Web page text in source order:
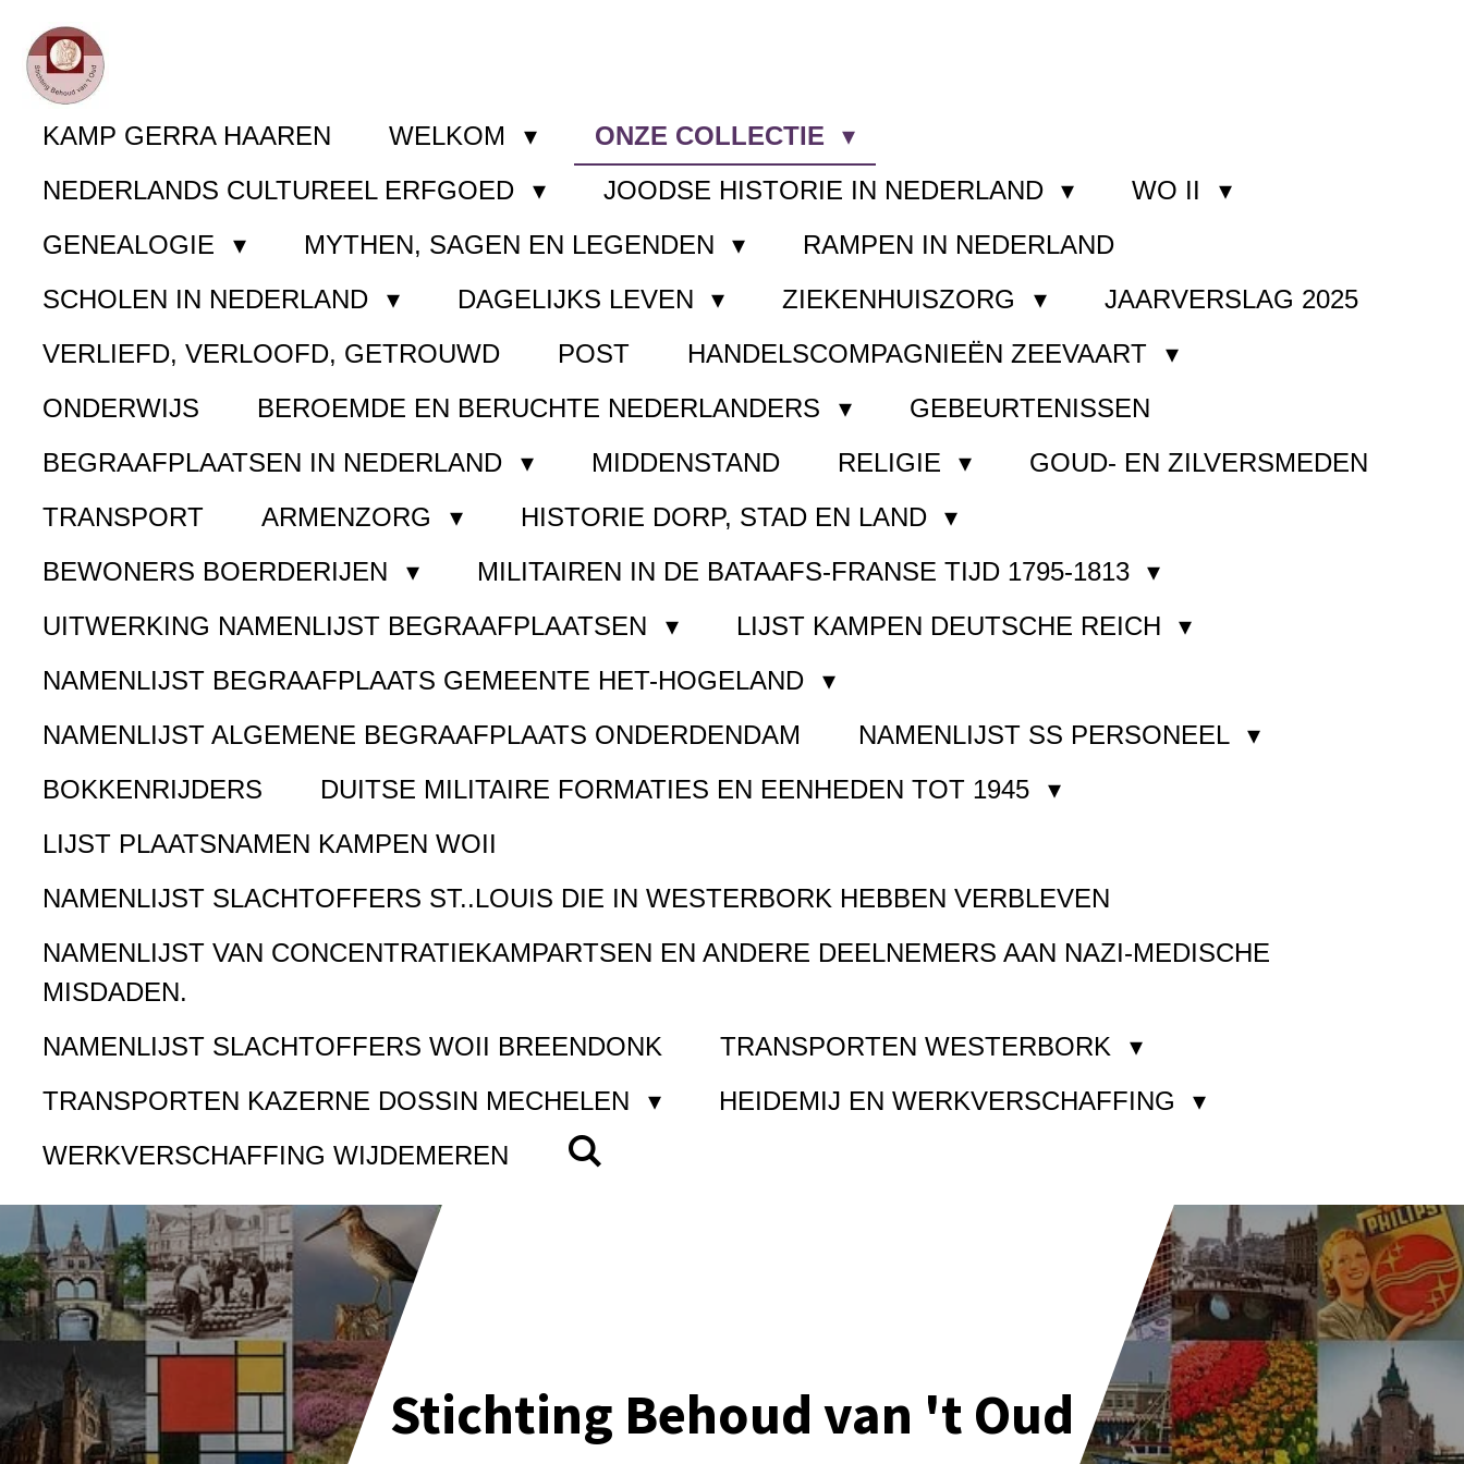
Ga
direct
naar
hoofdinhoud
KAMP GERRA HAAREN WELKOM
ONZE COLLECTIE
NEDERLANDS CULTUREEL ERFGOED
JOODSE HISTORIE IN NEDERLAND
WO II
GENEALOGIE
MYTHEN, SAGEN EN LEGENDEN
RAMPEN IN NEDERLAND
SCHOLEN IN NEDERLAND
DAGELIJKS LEVEN ZIEKENHUISZORG
JAARVERSLAG 2025
VERLIEFD, VERLOOFD, GETROUWD
POST
HANDELSCOMPAGNIEËN ZEEVAART
ONDERWIJS
BEROEMDE EN BERUCHTE NEDERLANDERS
GEBEURTENISSEN
BEGRAAFPLAATSEN IN NEDERLAND
MIDDENSTAND RELIGIE
GOUD- EN ZILVERSMEDEN
TRANSPORT
ARMENZORG
HISTORIE DORP, STAD EN LAND
BEWONERS BOERDERIJEN
MILITAIREN IN DE BATAAFS-FRANSE TIJD 1795-1813
UITWERKING NAMENLIJST BEGRAAFPLAATSEN
LIJST KAMPEN DEUTSCHE REICH
NAMENLIJST BEGRAAFPLAATS GEMEENTE HET-HOGELAND
NAMENLIJST ALGEMENE BEGRAAFPLAATS ONDERDENDAM
NAMENLIJST SS PERSONEEL
BOKKENRIJDERS
DUITSE MILITAIRE FORMATIES EN EENHEDEN TOT 1945
LIJST PLAATSNAMEN KAMPEN WOII
NAMENLIJST SLACHTOFFERS ST..LOUIS DIE IN WESTERBORK HEBBEN VERBLEVEN
NAMENLIJST VAN CONCENTRATIEKAMPARTSEN EN ANDERE DEELNEMERS AAN NAZI-MEDISCHE
MISDADEN.
NAMENLIJST SLACHTOFFERS WOII BREENDONK
TRANSPORTEN WESTERBORK
TRANSPORTEN KAZERNE DOSSIN MECHELEN
HEIDEMIJ EN WERKVERSCHAFFING
WERKVERSCHAFFING WIJDEMEREN
Stichting Behoud van 't Oud